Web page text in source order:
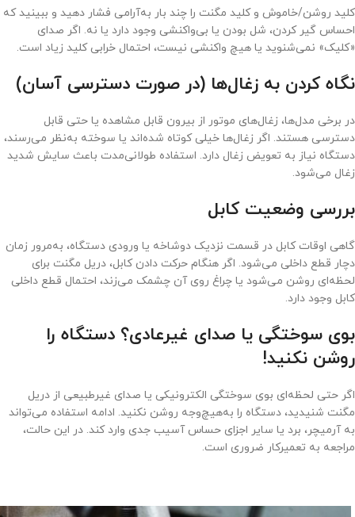
کلید روشن/خاموش و کلید مگنت را چند بار به‌آرامی فشار دهید و ببینید که
احساس گیر کردن، شل بودن یا بی‌واکنشی وجود دارد یا نه. اگر صدای
«کلیک» نمی‌شنوید یا هیچ واکنشی نیست، احتمال خرابی کلید زیاد است.
نگاه کردن به زغال‌ها (در صورت دسترسی آسان)
در برخی مدل‌ها، زغال‌های موتور از بیرون قابل مشاهده یا حتی قابل
دسترسی هستند. اگر زغال‌ها خیلی کوتاه شده‌اند یا سوخته به‌نظر می‌رسند،
دستگاه نیاز به تعویض زغال دارد. استفاده طولانی‌مدت باعث سایش شدید
زغال می‌شود.
بررسی وضعیت کابل
گاهی اوقات کابل در قسمت نزدیک دوشاخه یا ورودی دستگاه، به‌مرور زمان
دچار قطع داخلی می‌شود. اگر هنگام حرکت دادن کابل، دریل مگنت برای
لحظه‌ای روشن می‌شود یا چراغ روی آن چشمک می‌زند، احتمال قطع داخلی
کابل وجود دارد.
بوی سوختگی یا صدای غیرعادی؟ دستگاه را
روشن نکنید!
اگر حتی لحظه‌ای بوی سوختگی الکترونیکی یا صدای غیرطبیعی از دریل
مگنت شنیدید، دستگاه را به‌هیچ‌وجه روشن نکنید. ادامه استفاده می‌تواند
به آرمیچر، برد یا سایر اجزای حساس آسیب جدی وارد کند. در این حالت،
مراجعه به تعمیرکار ضروری است.